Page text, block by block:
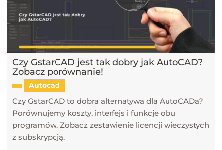
Czy GstarCAD jest tak dobry jak AutoCAD?
Zobacz porównanie!
Autocad
Czy GstarCAD to dobra alternatywa dla AutoCADa?
Porównujemy koszty, interfejs i funkcje obu
programów. Zobacz zestawienie licencji wieczystych
z subskrypcją.